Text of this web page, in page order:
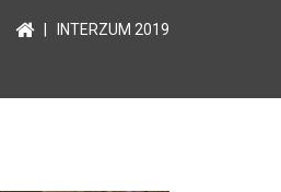
| INTERZUM 2019